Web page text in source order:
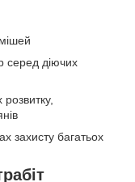
серед діючих
захисту багатьох